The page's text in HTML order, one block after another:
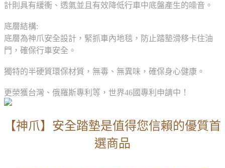
計則具有緩衝、透氣並且有效降低行車中底盤產生的噪音。
底層結構:
底層為神爪安全設計，緊抓車內地毯，防止踏墊滑移卡住油
門，確保行車安全。
獨特的半硬質環保材質，無毒、無異味，確保身心健康。
更榮獲台灣、俄羅斯專利等，世界46國專利申請中！
【神爪】安全踏墊是值得您信賴的優質首
選商品